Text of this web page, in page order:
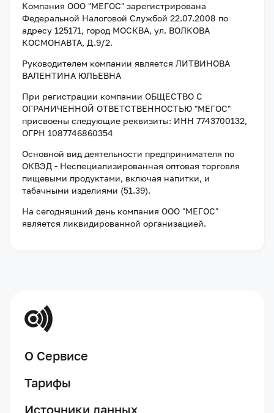
Компания ООО "МЕГОС" зарегистрирована
Федеральной Налоговой Службой 22.07.2008 по
адресу 125171, город МОСКВА, ул. ВОЛКОВА
КОСМОНАВТА, Д.9/2.
Руководителем компании является ЛИТВИНОВА
ВАЛЕНТИНА ЮЛЬЕВНА
При регистрации компании ОБЩЕСТВО С
ОГРАНИЧЕННОЙ ОТВЕТСТВЕННОСТЬЮ "МЕГОС"
присвоены следующие реквизиты: ИНН 7743700132,
ОГРН 1087746860354
Основной вид деятельности предпринимателя по
ОКВЭД - Неспециализированная оптовая торговля
пищевыми продуктами, включая напитки, и
табачными изделиями (51.39).
На сегодняшний день компания ООО "МЕГОС"
является ликвидированной организацией.
О Сервисе
Тарифы
Источники данных